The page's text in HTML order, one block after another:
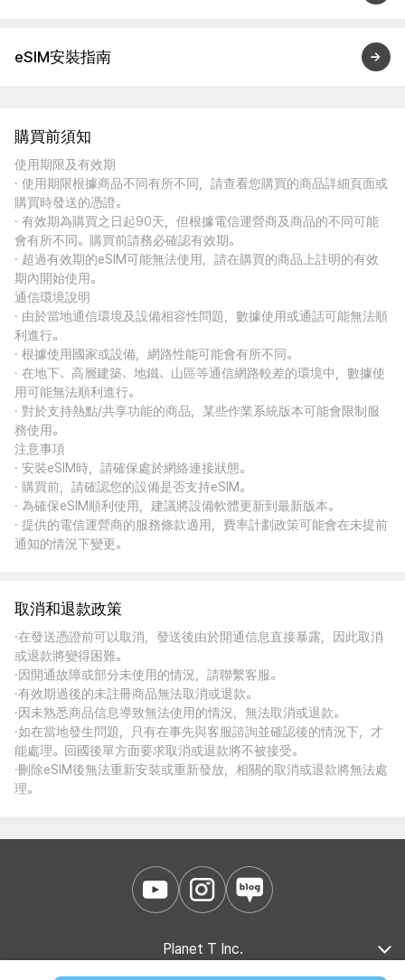
eSIM安裝指南
購買前須知
使用期限及有效期
· 使用期限根據商品不同有所不同，請查看您購買的商品詳細頁面或
購買時發送的憑證。
· 有效期為購買之日起90天，但根據電信運營商及商品的不同可能
會有所不同。購買前請務必確認有效期。
· 超過有效期的eSIM可能無法使用，請在購買的商品上註明的有效
期內開始使用。
通信環境說明
· 由於當地通信環境及設備相容性問題，數據使用或通話可能無法順
利進行。
· 根據使用國家或設備，網路性能可能會有所不同。
· 在地下、高層建築、地鐵、山區等通信網路較差的環境中，數據使
用可能無法順利進行。
· 對於支持熱點/共享功能的商品，某些作業系統版本可能會限制服
務使用。
注意事項
· 安裝eSIM時，請確保處於網絡連接狀態。
· 購買前，請確認您的設備是否支持eSIM。
· 為確保eSIM順利使用，建議將設備軟體更新到最新版本。
· 提供的電信運營商的服務條款適用，費率計劃政策可能會在未提前
通知的情況下變更。
取消和退款政策
·在發送憑證前可以取消，發送後由於開通信息直接暴露，因此取消
或退款將變得困難。
·因開通故障或部分未使用的情況，請聯繫客服。
·有效期過後的未註冊商品無法取消或退款。
·因未熟悉商品信息導致無法使用的情況，無法取消或退款。
·如在當地發生問題，只有在事先與客服諮詢並確認後的情況下，才
能處理。回國後單方面要求取消或退款將不被接受。
·刪除eSIM後無法重新安裝或重新發放，相關的取消或退款將無法處
理。
Planet T Inc.